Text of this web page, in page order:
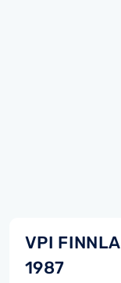
VPI
1987